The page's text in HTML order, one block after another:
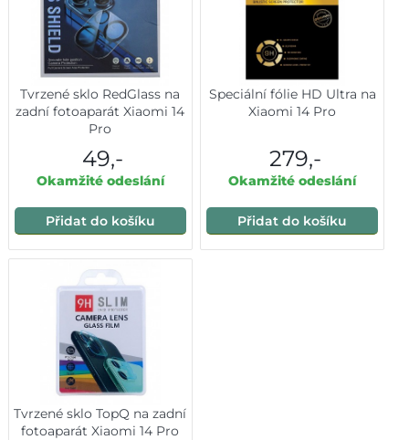
Tvrzené sklo RedGlass na
zadní fotoaparát Xiaomi 14
Pro
49,-
Okamžité odeslání
Přidat do košíku
Speciální fólie HD Ultra na
Xiaomi 14 Pro
279,-
Okamžité odeslání
Přidat do košíku
Tvrzené sklo TopQ na zadní
fotoaparát Xiaomi 14 Pro